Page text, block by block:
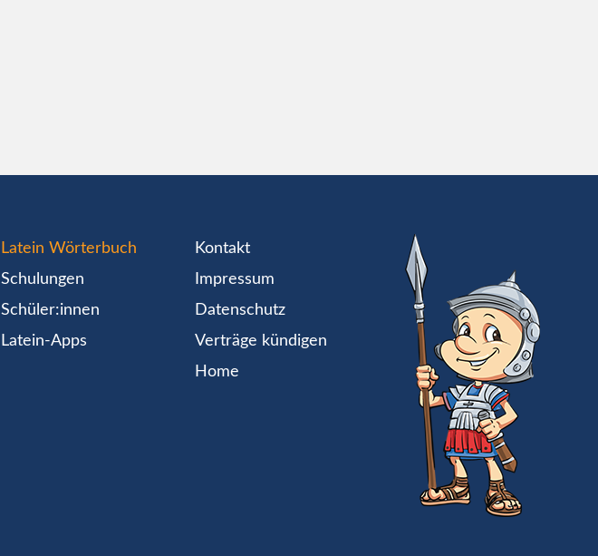
Latein Wörterbuch
Schulungen
Schüler:innen
Latein-Apps
Kontakt
Impressum
Datenschutz
Verträge kündigen
Home